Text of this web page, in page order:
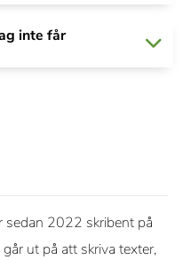
inte får
sedan 2022 skribent på
ut på att skriva texter,